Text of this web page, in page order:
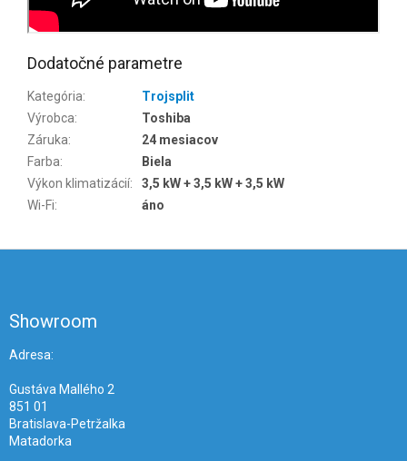
Dodatočné parametre
Kategória:
Trojsplit
Výrobca:
Toshiba
Záruka:
24 mesiacov
Farba:
Biela
Výkon klimatizácií:
3,5 kW + 3,5 kW + 3,5 kW
Wi-Fi: áno
Showroom
Adresa:
Gustáva Mallého 2
851 01
Bratislava-Petržalka
Matadorka